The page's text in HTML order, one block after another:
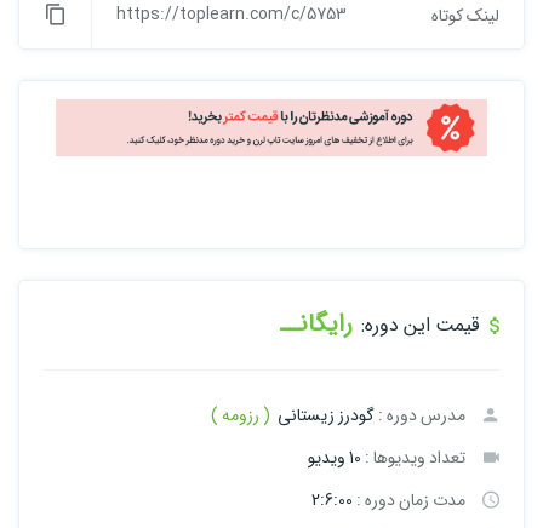
لینک کوتاه https://toplearn.com/c/5753
قیمت این دوره: رایگانــ
مدرس دوره :گودرز زیستانی ( رزومه )
تعداد ویدیوها : 10 ویدیو
مدت زمان دوره : 2:6:00